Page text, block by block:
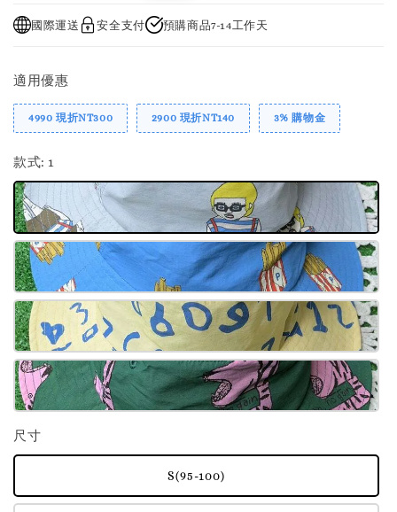
國際運送 安全支付 預購商品7-14工作天
適用優惠
4990 現折NT300 2900 現折NT140 3% 購物金
款式: 1
尺寸
S(95-100)